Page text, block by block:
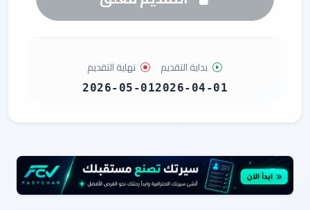
بداية التقديم
2026-04-01
نهاية التقديم
2026-05-01